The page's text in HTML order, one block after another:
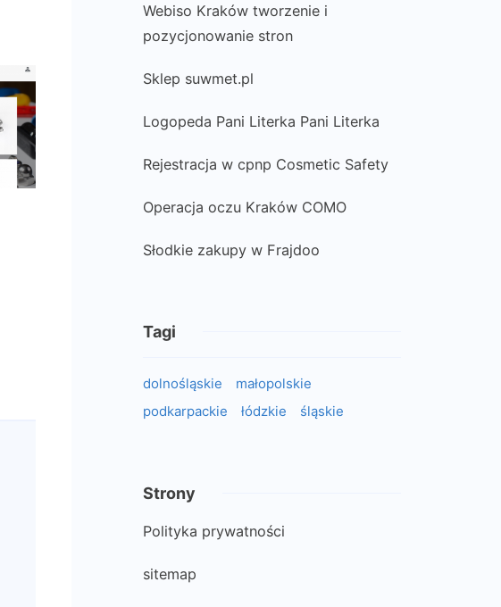
Webiso Kraków tworzenie i
pozycjonowanie stron
Sklep suwmet.pl
Logopeda Pani Literka Pani Literka
Rejestracja w cpnp Cosmetic Safety
Operacja oczu Kraków COMO
Słodkie zakupy w Frajdoo
Tagi
dolnośląskie
małopolskie
podkarpackie
łódzkie śląskie
Strony
Polityka prywatności
sitemap